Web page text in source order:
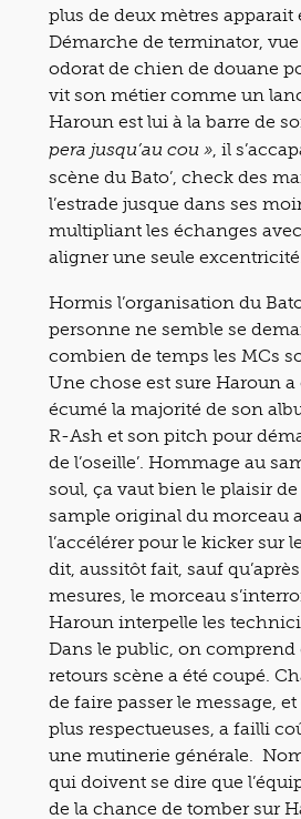
plus de deux mètres apparait
Démarche de terminator,
odorat de chien de douane
vit son métier comme un
Haroun est lui à la barre de
pera jusqu’au cou » , il
scène du Bato’, check des
l’estrade jusque dans ses
multipliant les échanges
aligner une seule excentricité.
Hormis l’organisation du
personne ne semble se
combien de temps les MCs
Une chose est sure Haroun a
écumé la majorité de son
R-Ash et son pitch pour
de l’oseille’. Hommage au
soul, ça vaut bien le plaisir
sample original du morceau
l’accélérer pour le kicker sur
dit, aussitôt fait, sauf
mesures, le morceau
Haroun interpelle les
Dans le public, on comprend
retours scène a été coupé.
de faire passer le message,
plus respectueuses, a failli
une mutinerie générale.
qui doivent se dire que
de la chance de tomber sur